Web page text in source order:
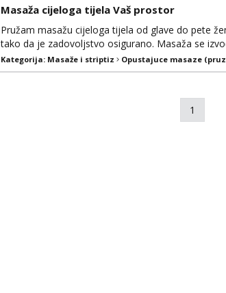
Masaža cijeloga tijela Vaš prostor
Pružam masažu cijeloga tijela od glave do pete
tako da je zadovoljstvo osigurano. Masaža se
je da se samo da imate osiguran prostor,da se
kg. NEDJELJOM NE RADIM.Javite se na
Kategorija: Masaže i striptiz Opustajuce masaze
1